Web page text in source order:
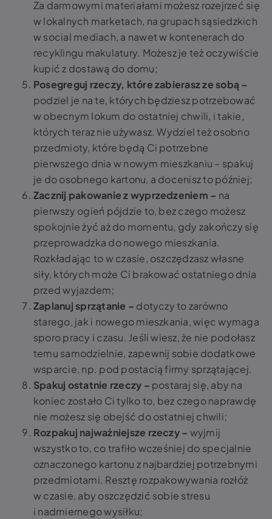
Za darmowymi materiałami możesz rozejrzeć się
w lokalnych marketach, na grupach sąsiedzkich
w social mediach, a nawet w kontenerach do
recyklingu makulatury. Możesz je też oczywiście
kupić z dostawą do domu;
Posegreguj rzeczy, które zabierasz ze sobą –
podziel je na te, których będziesz potrzebować
w obecnym lokum do ostatniej chwili, i takie,
których teraz nie używasz. Wydziel też osobno
przedmioty, które będą Ci potrzebne
pierwszego dnia w nowym mieszkaniu – spakuj
je do osobnego kartonu, a docenisz to później;
Zacznij pakowanie z wyprzedzeniem – na
pierwszy ogień pójdzie to, bez czego możesz
spokojnie żyć aż do momentu, gdy zakończy się
przeprowadzka do nowego mieszkania.
Rozkładając to w czasie, oszczędzasz własne
siły, których może Ci brakować ostatniego dnia
przed wyjazdem;
Zaplanuj sprzątanie – dotyczy to zarówno
starego, jak i nowego mieszkania, więc wymaga
sporo pracy i czasu. Jeśli wiesz, że nie podołasz
temu samodzielnie, zapewnij sobie dodatkowe
wsparcie, np. pod postacią firmy sprzątającej.
Spakuj ostatnie rzeczy – postaraj się, aby na
koniec zostało Ci tylko to, bez czego naprawdę
nie możesz się obejść do ostatniej chwili;
Rozpakuj najważniejsze rzeczy – wyjmij
wszystko to, co trafiło wcześniej do specjalnie
oznaczonego kartonu z najbardziej potrzebnymi
przedmiotami. Resztę rozpakowywania rozłóż
w czasie, aby oszczędzić sobie stresu
i nadmiernego wysiłku;